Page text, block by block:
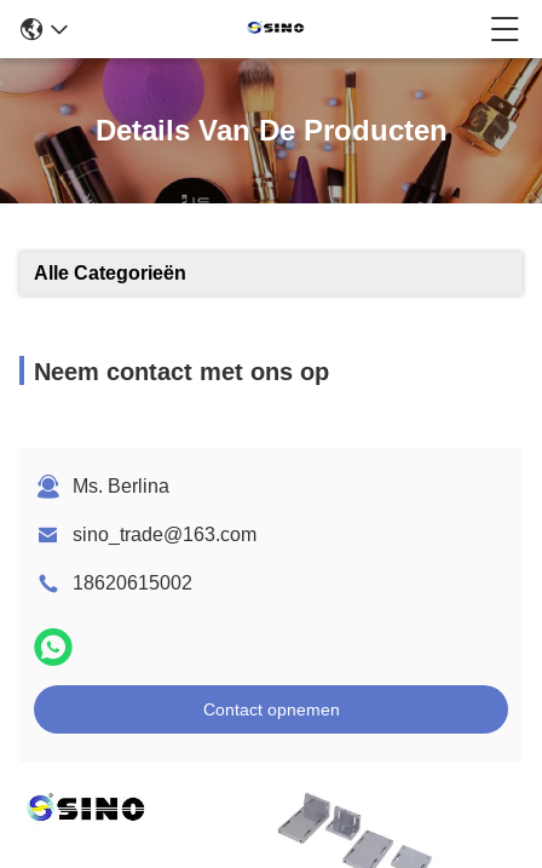
Details Van De Producten
Alle Categorieën
Neem contact met ons op
Ms. Berlina
sino_trade@163.com
18620615002
Contact opnemen